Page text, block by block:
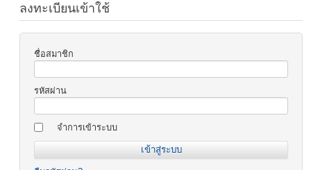
ลงทะเบียนเข้าใช้
ชื่อสมาชิก
รหัสผ่าน
จำการเข้าระบบ